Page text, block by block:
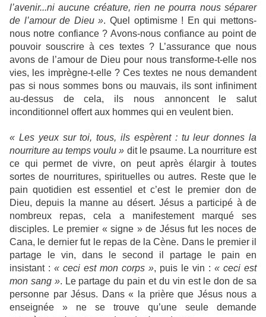
l’avenir...ni aucune créature, rien ne pourra nous séparer
de l’amour de Dieu ». Quel optimisme ! En qui mettons-
nous notre confiance ? Avons-nous confiance au point de
pouvoir souscrire à ces textes ? L’assurance que nous
avons de l’amour de Dieu pour nous transforme-t-elle nos
vies, les imprègne-t-elle ? Ces textes ne nous demandent
pas si nous sommes bons ou mauvais, ils sont infiniment
au-dessus de cela, ils nous annoncent le salut
inconditionnel offert aux hommes qui en veulent bien.
« Les yeux sur toi, tous, ils espèrent : tu leur donnes la
nourriture au temps voulu » dit le psaume. La nourriture est
ce qui permet de vivre, on peut après élargir à toutes
sortes de nourritures, spirituelles ou autres. Reste que le
pain quotidien est essentiel et c’est le premier don de
Dieu, depuis la manne au désert. Jésus a participé à de
nombreux repas, cela a manifestement marqué ses
disciples. Le premier « signe » de Jésus fut les noces de
Cana, le dernier fut le repas de la Cène. Dans le premier il
partage le vin, dans le second il partage le pain en
insistant : « ceci est mon corps », puis le vin : « ceci est
mon sang ». Le partage du pain et du vin est le don de sa
personne par Jésus. Dans « la prière que Jésus nous a
enseignée » ne se trouve qu’une seule demande